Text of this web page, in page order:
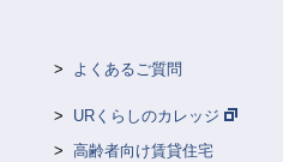
よくあるご質問
URくらしのカレッジ
高齢者向け賃貸住宅